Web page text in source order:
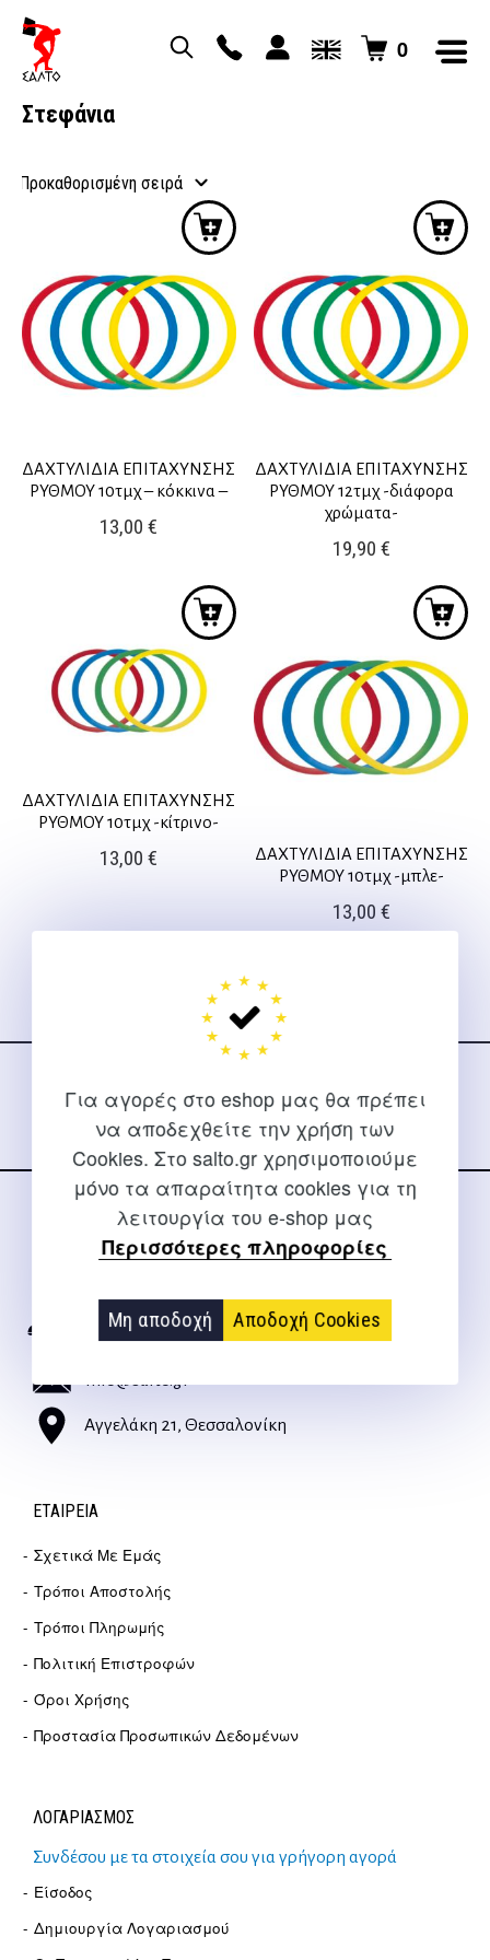
Για αγορές στο eshop μας θα πρέπει
να αποδεχθείτε την χρήση των
Cookies. Στο salto.gr χρησιμοποιούμε
μόνο τα απαραίτητα cookies για τη
λειτουργία του e-shop μας
Περισσότερες πληροφορίες
Μη αποδοχή Αποδοχή Cookies
0
Στεφάνια
ΔΑΧΤΥΛΙΔΙΑ ΕΠΙΤΑΧΥΝΣΗΣ
ΡΥΘΜΟΥ 10τμχ – κόκκινα –
13,00€
ΔΑΧΤΥΛΙΔΙΑ ΕΠΙΤΑΧΥΝΣΗΣ
ΡΥΘΜΟΥ 12τμχ -διάφορα
χρώματα-
19,90 €
ΔΑΧΤΥΛΙΔΙΑ ΕΠΙΤΑΧΥΝΣΗΣ
ΡΥΘΜΟΥ 10τμχ -κίτρινο-
13,00€
ΔΑΧΤΥΛΙΔΙΑ ΕΠΙΤΑΧΥΝΣΗΣ
ΡΥΘΜΟΥ 10τμχ -μπλε-
13,00 €
Ακολουθήστε μας
στα social media
ΕΠΙΚΟΙΝΩΝΊΑ
2310 267108
info@salto.gr
Αγγελάκη 21, Θεσσαλονίκη
ΕΤΑΙΡΕΊΑ
Σχετικά Με Εμάς
Τρόποι Αποστολής
Τρόποι Πληρωμής
Πολιτική Επιστροφών
Όροι Χρήσης
Προστασία Προσωπικών Δεδομένων
ΛΟΓΑΡΙΑΣΜΟΣ
Συνδέσου με τα στοιχεία σου για γρήγορη αγορά
Είσοδος
Δημιουργία Λογαριασμού